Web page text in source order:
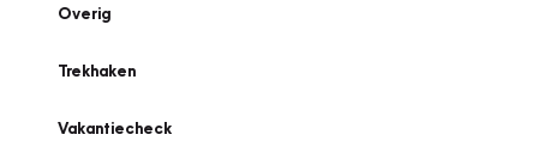
Overig
Trekhaken
Vakantiecheck